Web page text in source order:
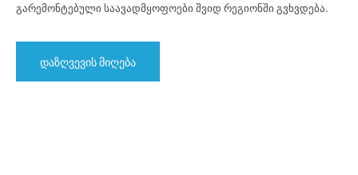
გარემონტებული საავადმყოფოები შვიდ რეგიონში გვხვდება.
დაზღვევის მიღება